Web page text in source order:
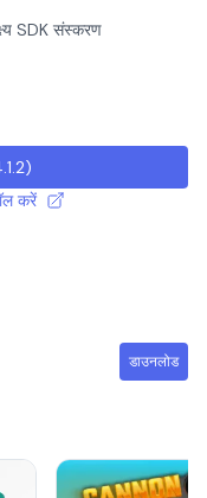
SDK संस्करण
)
करें
डाउनलोड